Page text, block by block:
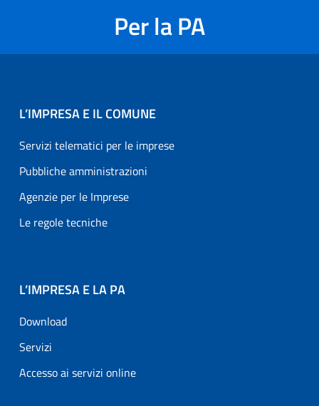
Per la PA
L’IMPRESA E IL COMUNE
Servizi telematici per le imprese
Pubbliche amministrazioni
Agenzie per le Imprese
Le regole tecniche
L’IMPRESA E LA PA
Download
Servizi
Accesso ai servizi online